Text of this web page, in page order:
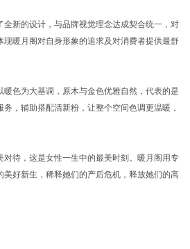
全新的设计，与品牌视觉理念达成契合统一，对
现暖月阁对自身形象的追求及对消费者提供最舒
暖色为大基调，原木与金色优雅自然，代表的是
，辅助搭配清新粉，让整个空间色调更温暖，
对待，这是女性一生中的最美时刻。暖月阁用专
美好新生，稀释她们的产后危机，释放她们的高